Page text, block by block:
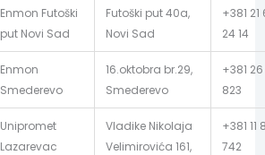
Enmon Futoški
put Novi Sad
Futoški put 40a,
Novi Sad
+381 21
24 14
Enmon
Smederevo
16.oktobra br.29,
Smederevo
+381
823
Unipromet
Lazarevac
Vladike Nikolaja
Velimirovića 161,
+381 11
742